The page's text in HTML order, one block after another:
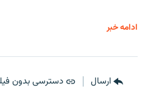
ادامه خبر
ارسال دسترسی بدون